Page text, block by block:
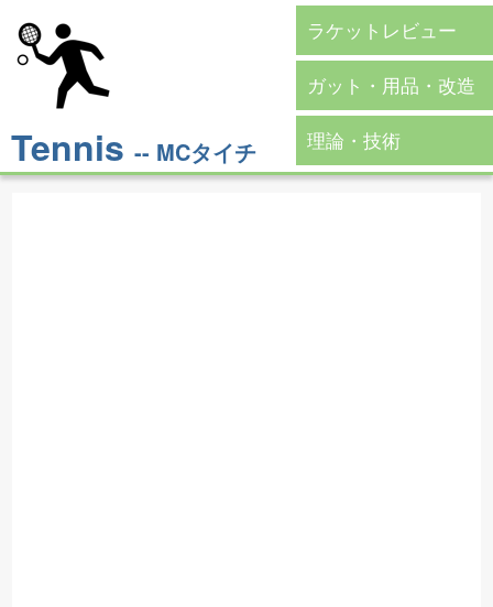
Tennis -- MCタイチ
ラケットレビュー
ガット・用品・改造
理論・技術